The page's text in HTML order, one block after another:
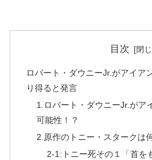
目次
ロバート・ダウニーJr.がアイア
り得ると発言
1.ロバート・ダウニーJr.がア
可能性！？
2.原作のトニー・スタークは
2-1:トニー死その１「首を